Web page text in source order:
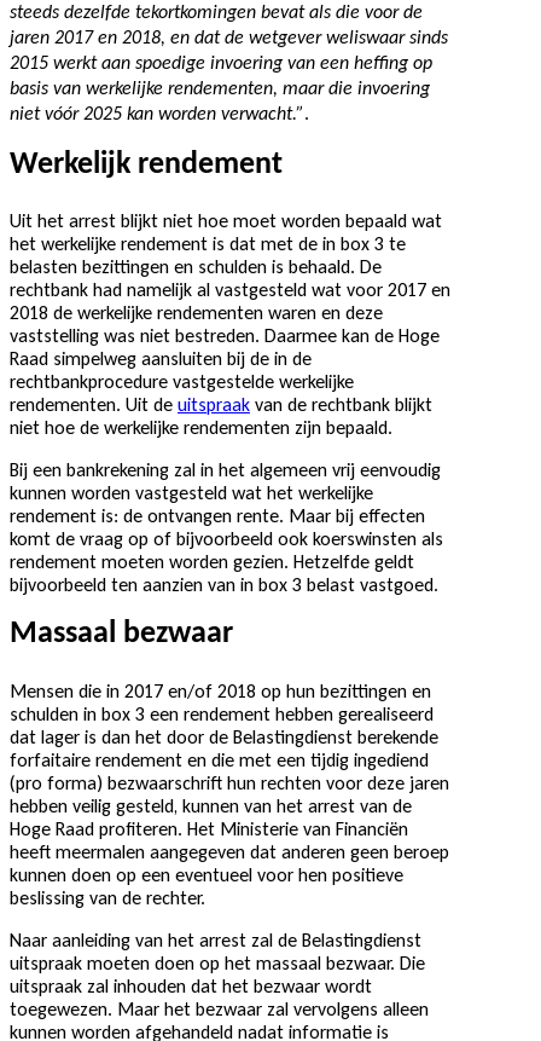
steeds dezelfde tekortkomingen bevat als die voor de
jaren 2017 en 2018, en dat de wetgever weliswaar sinds
2015 werkt aan spoedige invoering van een heffing op
basis van werkelijke rendementen, maar die invoering
niet vóór 2025 kan worden verwacht.”.
Werkelijk rendement
Uit het arrest blijkt niet hoe moet worden bepaald wat
het werkelijke rendement is dat met de in box 3 te
belasten bezittingen en schulden is behaald. De
rechtbank had namelijk al vastgesteld wat voor 2017 en
2018 de werkelijke rendementen waren en deze
vaststelling was niet bestreden. Daarmee kan de Hoge
Raad simpelweg aansluiten bij de in de
rechtbankprocedure vastgestelde werkelijke
rendementen. Uit de uitspraak van de rechtbank blijkt
niet hoe de werkelijke rendementen zijn bepaald.
Bij een bankrekening zal in het algemeen vrij eenvoudig
kunnen worden vastgesteld wat het werkelijke
rendement is: de ontvangen rente. Maar bij effecten
komt de vraag op of bijvoorbeeld ook koerswinsten als
rendement moeten worden gezien. Hetzelfde geldt
bijvoorbeeld ten aanzien van in box 3 belast vastgoed.
Massaal bezwaar
Mensen die in 2017 en/of 2018 op hun bezittingen en
schulden in box 3 een rendement hebben gerealiseerd
dat lager is dan het door de Belastingdienst berekende
forfaitaire rendement en die met een tijdig ingediend
(pro forma) bezwaarschrift hun rechten voor deze jaren
hebben veilig gesteld, kunnen van het arrest van de
Hoge Raad profiteren. Het Ministerie van Financiën
heeft meermalen aangegeven dat anderen geen beroep
kunnen doen op een eventueel voor hen positieve
beslissing van de rechter.
Naar aanleiding van het arrest zal de Belastingdienst
uitspraak moeten doen op het massaal bezwaar. Die
uitspraak zal inhouden dat het bezwaar wordt
toegewezen. Maar het bezwaar zal vervolgens alleen
kunnen worden afgehandeld nadat informatie is